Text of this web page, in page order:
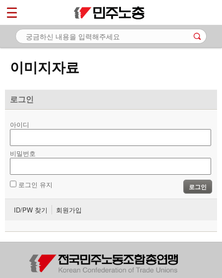
이미지자료
로그인
아이디
비밀번호
로그인 유지 로그인
ID/PW 찾기 회원가입
마이페이지
소개
노동상담
자료
- 미디어자료
- 카드뉴스
부설기관